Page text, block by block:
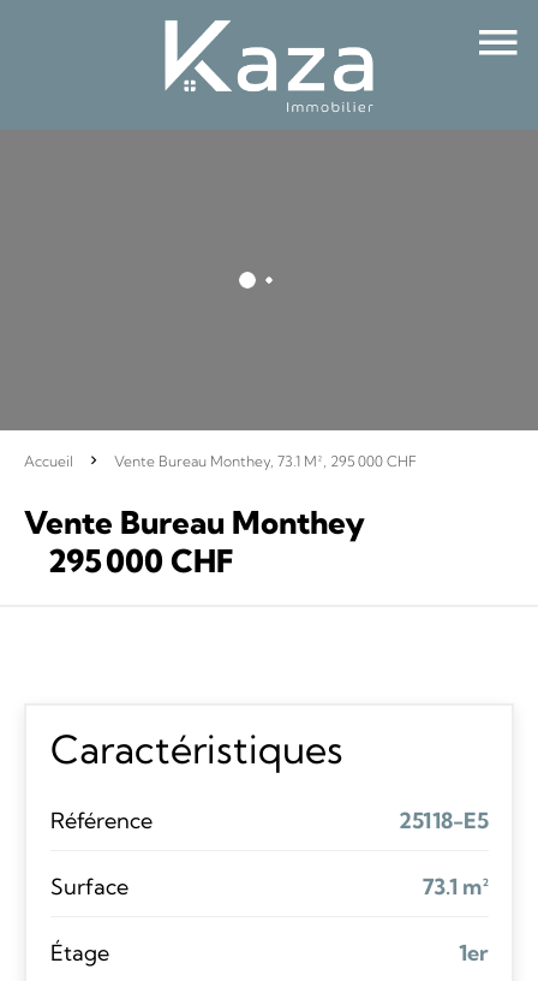
Accueil Vente Bureau Monthey, 73.1 M², 295 000 CHF
Vente Bureau Monthey
295 000 CHF
Caractéristiques
Référence 25118-E5
Surface 73.1 m²
Étage 1er